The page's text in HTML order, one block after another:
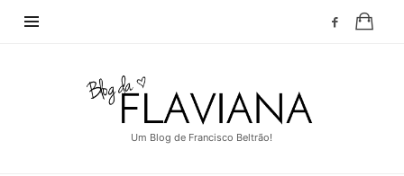
Blog
da
FlavianaUm Blog de Francisco Beltrão!